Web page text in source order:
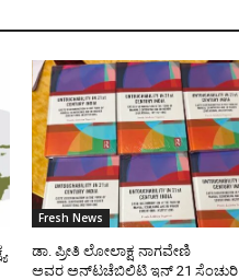
Fresh News
ಡಾ. ಪ್ರೀತಿ ಲೋಲಾಕ್ಷ ನಾಗವೇಣಿ
ಅವರ ಅನ್‌ಟಚೆಬಿಲಿಟಿ ಇನ್ 21 ಸೆಂಚುರಿ